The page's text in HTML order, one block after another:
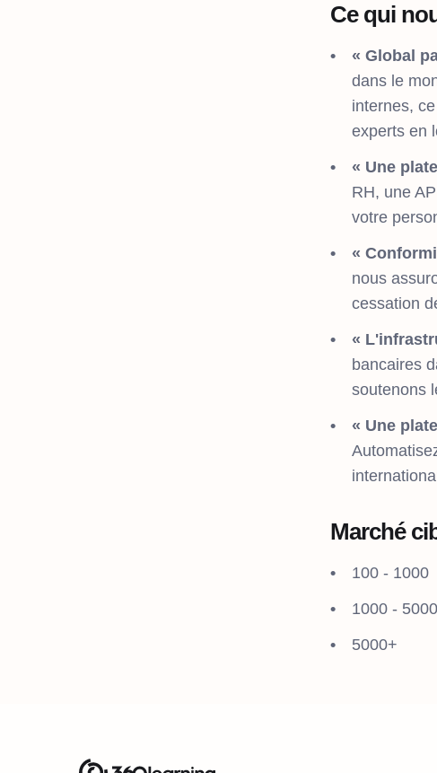
Ce qui
« Global
dans le
internes,
experts en
« Une
RH, une
votre
«
nous
cessation
«
bancaires
soutenons
« Une
Marché
100 - 1000
1000 - 5000
5000+